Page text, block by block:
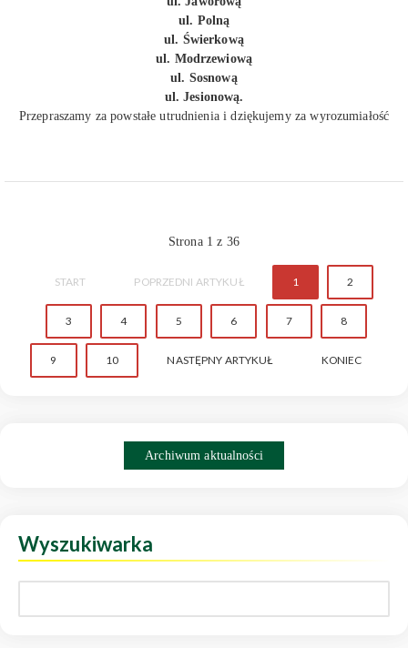
ul. Polną
ul. Świerkową
ul. Modrzewiową
ul. Sosnową
ul. Jesionową.
Przepraszamy za powstałe utrudnienia i dziękujemy za wyrozumiałość
Strona 1 z 36
START POPRZEDNI ARTYKUŁ 1 2
3 4 5 6 7 8
9 10 NASTĘPNY ARTYKUŁ KONIEC
Archiwum aktualności
Wyszukiwarka